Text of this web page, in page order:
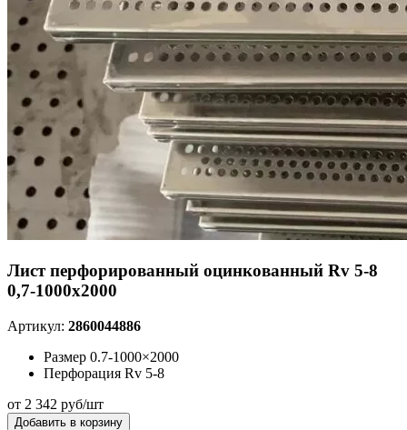
Лист перфорированный оцинкованный Rv 5-8
0,7-1000х2000
Артикул: 2860044886
Размер 0.7-1000×2000
Перфорация Rv 5-8
от 2 342 руб/шт
Добавить в корзину